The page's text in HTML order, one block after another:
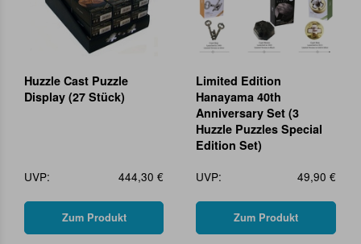
Huzzle Cast Puzzle
Display (27 Stück)
UVP: 444,30 €
Zum Produkt
Limited Edition
Hanayama 40th
Anniversary Set (3
Huzzle Puzzles Special
Edition Set)
UVP:
49,90 €
Zum Produkt